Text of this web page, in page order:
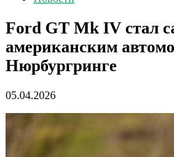
Ford GT Mk IV стал
американским
Нюрбургринге
05.04.2026